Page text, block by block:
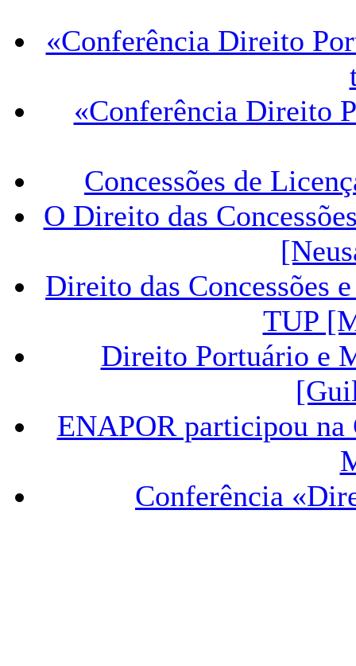
«Conferência Direito
«Conferência Direito
Concessões de
O Direito das
Direito das Concessões
TUP
Direito Portuário e
ENAPOR participou
Conferência